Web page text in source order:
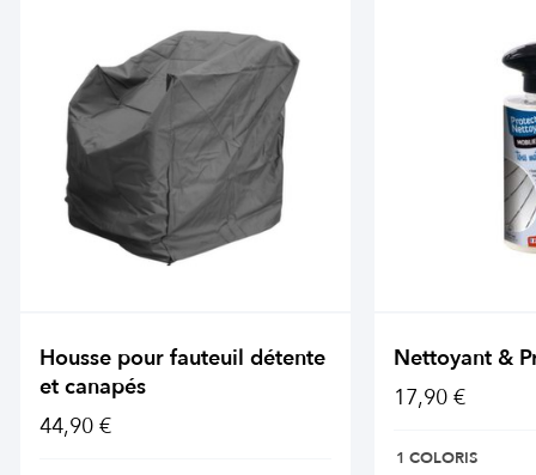
Housse pour fauteuil détente
et canapés
44,90 €
Nettoyant &
17,90 €
1 COLORIS